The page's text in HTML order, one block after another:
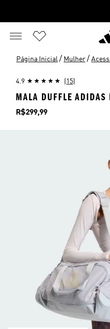
Página Inicial / Mulher /
4.9 (15)
MALA DUFFLE
Preço
R$299,99